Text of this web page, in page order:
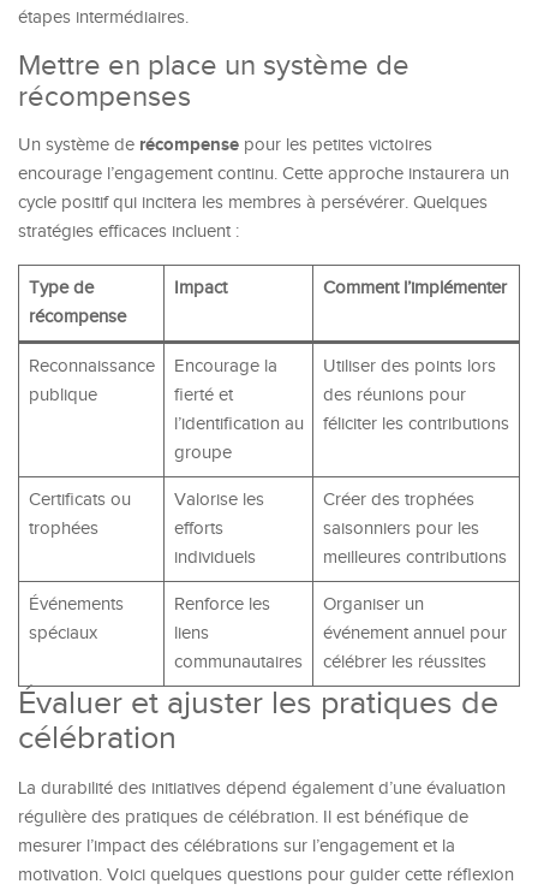
étapes intermédiaires.
Mettre en place un système de
récompenses
Un système de récompense pour les petites victoires
encourage l’engagement continu. Cette approche instaurera un
cycle positif qui incitera les membres à persévérer. Quelques
stratégies efficaces incluent :
Type de
récompense
Impact Comment l’implémenter
Reconnaissance
publique
Encourage la
fierté et
l’identification au
groupe
Utiliser des points lors
des réunions pour
féliciter les contributions
Certificats ou
trophées
Valorise les
efforts
individuels
Créer des trophées
saisonniers pour les
meilleures contributions
Événements
spéciaux
Renforce les
liens
communautaires
Organiser un
événement annuel pour
célébrer les réussites
Évaluer et ajuster les pratiques de
célébration
La durabilité des initiatives dépend également d’une évaluation
régulière des pratiques de célébration. Il est bénéfique de
mesurer l’impact des célébrations sur l’engagement et la
motivation. Voici quelques questions pour guider cette réflexion